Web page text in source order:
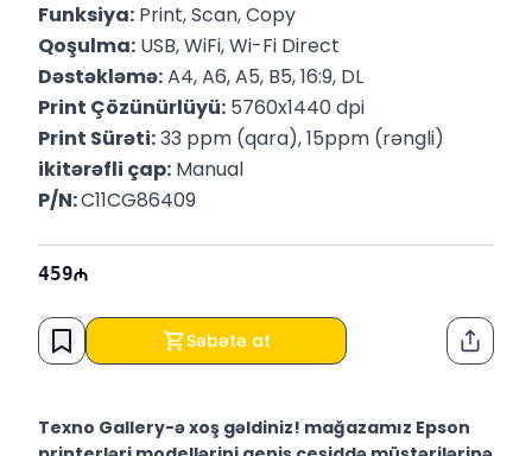
Funksiya: Print, Scan, Copy
Qoşulma: USB, WiFi, Wi-Fi Direct
Dəstəkləmə: A4, A6, A5, B5, 16:9, DL
Print Çözünürlüyü: 5760x1440 dpi
Print Sürəti: 33 ppm (qara), 15ppm (rəngli)
ikitərəfli çap: Manual
P/N: C11CG86409
459
Səbətə at
Texno Gallery-ə xoş gəldiniz! mağazamız Epson